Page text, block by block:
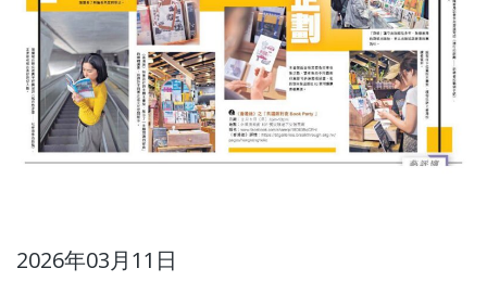
2026年03月11日